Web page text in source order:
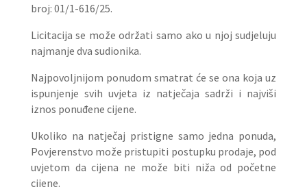
broj: 01/1-616/25.
Licitacija se može održati samo ako u njoj sudjeluju
najmanje dva sudionika.
Najpovoljnijom ponudom smatrat će se ona koja uz
ispunjenje svih uvjeta iz natječaja sadrži i najviši
iznos ponuđene cijene.
Ukoliko na natječaj pristigne samo jedna ponuda,
Povjerenstvo može pristupiti postupku prodaje, pod
uvjetom da cijena ne može biti niža od početne
cijene.